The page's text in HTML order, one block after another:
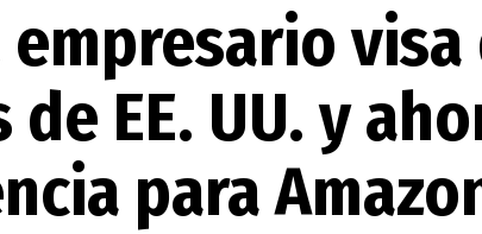
empresario visa
EE. UU. y
para